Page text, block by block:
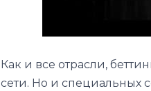
Как и все отрасли,
сети. Но и специальных